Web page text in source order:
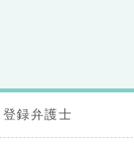
登録弁護士